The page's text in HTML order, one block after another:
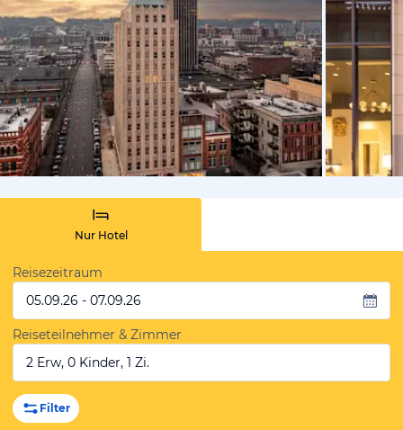
von
Nur Hotel
Reisezeitraum
05.09.26 - 07.09.26
Reiseteilnehmer & Zimmer
2 Erw, 0 Kinder, 1 Zi.
Filter